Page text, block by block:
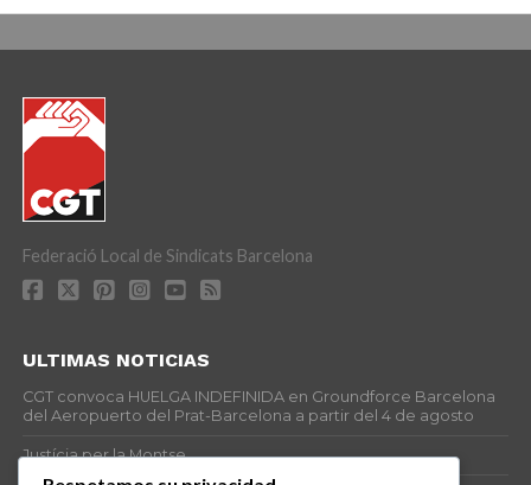
Federació Local de Sindicats Barcelona
ULTIMAS NOTICIAS
CGT convoca HUELGA INDEFINIDA en Groundforce Barcelona
del Aeropuerto del Prat-Barcelona a partir del 4 de agosto
Justícia per la Montse